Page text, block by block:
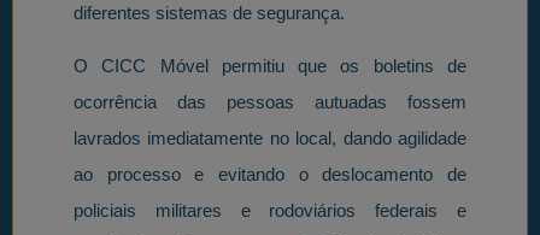
diferentes sistemas de segurança.
O CICC Móvel permitiu que os boletins de
ocorrência das pessoas autuadas fossem
lavrados imediatamente no local, dando agilidade
ao processo e evitando o deslocamento de
policiais militares e rodoviários federais e